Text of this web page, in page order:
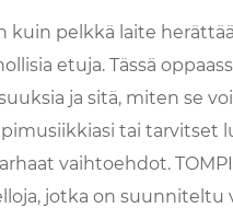
pelkkä laite
etuja. Tässä
ja sitä, miten se
tai tarvitset
vaihtoehdot.
jotka on suunniteltu